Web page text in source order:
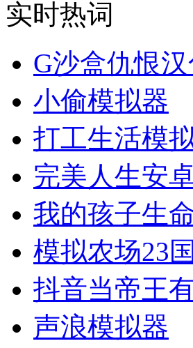
实时热词
G沙盒仇恨
小偷模拟器
打工生活模
完美人生安
我的孩子生
模拟农场23
抖音当帝王
声浪模拟器